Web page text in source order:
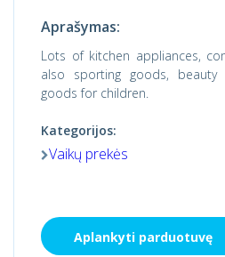
Aprašymas:
Lots of kitchen appliances,
also sporting goods,
goods for children.
Kategorijos:
Vaikų prekės
Aplankyti parduotuvę